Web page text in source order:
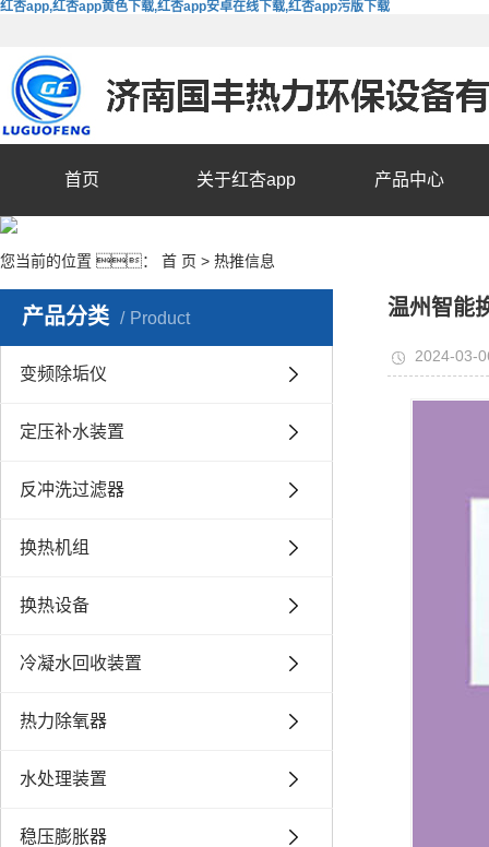
红杏app,红杏app黄色下载,红杏app安卓在线下载,红杏app污版下载
首页 关于红杏app 产品中心
您当前的位置 ： 首 页 > 热推信息
产品分类 Product
变频除垢仪
定压补水装置
反冲洗过滤器
换热机组
换热设备
冷凝水回收装置
热力除氧器
水处理装置
稳压膨胀器
温州智能
2024-03-